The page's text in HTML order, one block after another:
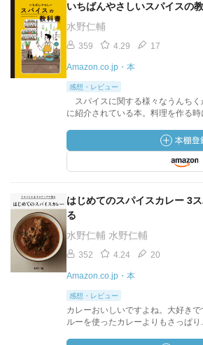
いちばんやさしいスパイスの
水野仁輔
359 4.29 17
Amazon.co.jp・本
感想・レビュー
スパイスに関する様々なうんちく
に紹介されている本。料理を作る時
はじめてのスパイスカレー 3
る
水野仁輔 水野仁輔
352 4.24 20
Amazon.co.jp・本
感想・レビュー
カレーおいしいですよね。大好き
ルーを使ったカレーよりもさっぱり